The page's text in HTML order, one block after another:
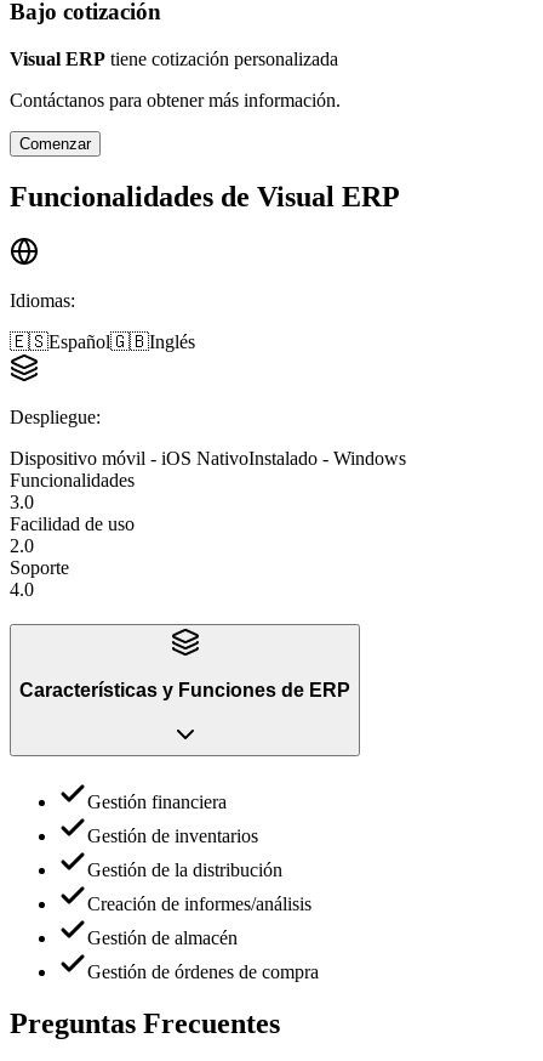
Bajo cotización
Visual ERP tiene cotización personalizada
Contáctanos para obtener más información.
Comenzar
Funcionalidades de Visual ERP
Idiomas:
🇪🇸Español🇬🇧Inglés
Despliegue:
Dispositivo móvil - iOS NativoInstalado - Windows
Funcionalidades
3.0
Facilidad de uso
2.0
Soporte
4.0
Características y Funciones de ERP
Gestión financiera
Gestión de inventarios
Gestión de la distribución
Creación de informes/análisis
Gestión de almacén
Gestión de órdenes de compra
Preguntas Frecuentes